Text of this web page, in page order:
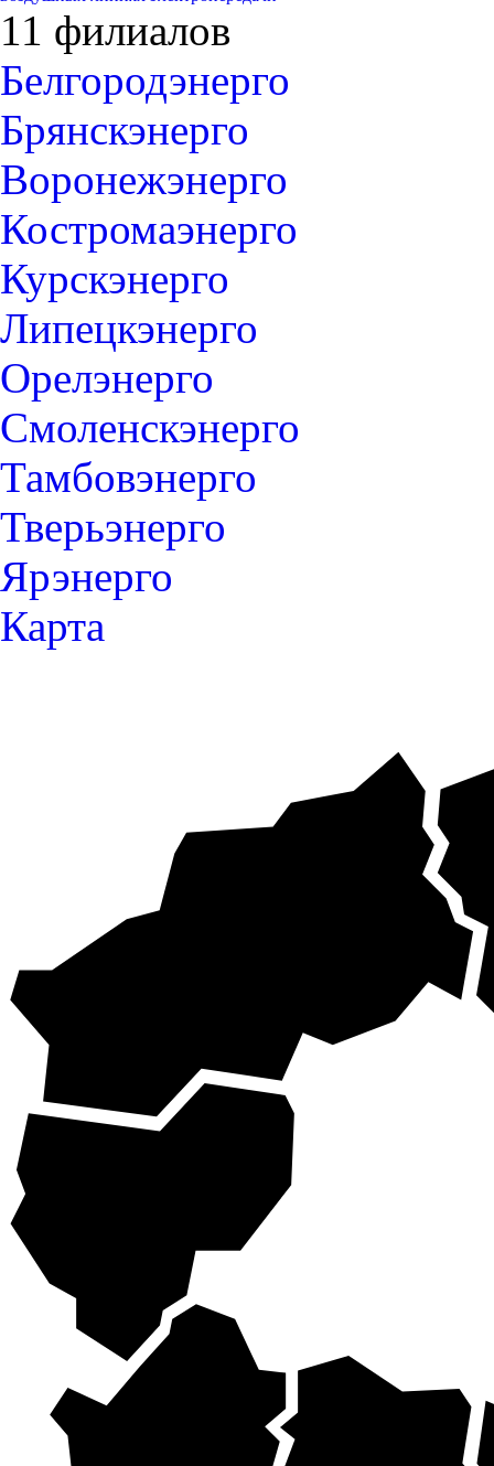
11 филиалов
Белгородэнерго
Брянскэнерго
Воронежэнерго
Костромаэнерго
Курскэнерго
Липецкэнерго
Орелэнерго
Смоленскэнерго
Тамбовэнерго
Тверьэнерго
Ярэнерго
Карта